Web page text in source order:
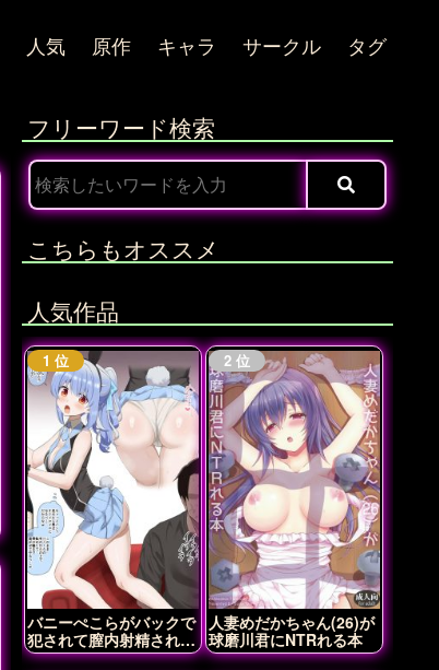
人気 原作 キャラ サークル タグ
フリーワード検索
こちらもオススメ
人気作品
バニーぺこらがバックで
犯されて膣内射精されち
ゃう♡
人妻めだかちゃん(26)が
球磨川君にNTRれる本